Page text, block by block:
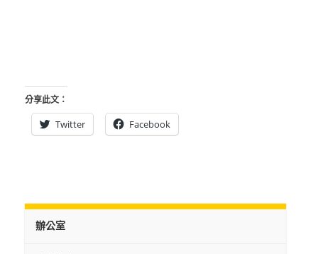
辦公室
分享此文：
Twitter Facebook